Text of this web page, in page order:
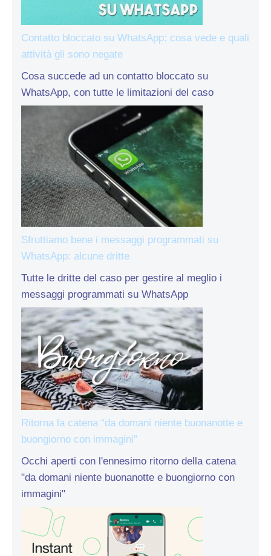
Contatto bloccato su WhatsApp: cosa vede e quali
attività gli sono negate
Cosa succede ad un contatto bloccato su
WhatsApp, con tutte le limitazioni del caso
Sfruttiamo bene i messaggi programmati su
WhatsApp: alcune dritte
Tutte le dritte del caso per gestire al meglio i
messaggi programmati su WhatsApp
Ritorna la catena “da domani niente buonanotte e
buongiorno con immagini”
Occhi aperti con l'ennesimo ritorno della catena
"da domani niente buonanotte e buongiorno con
immagini"